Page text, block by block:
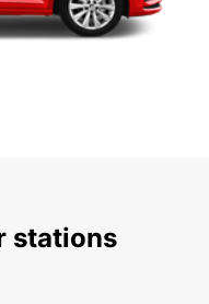
stations